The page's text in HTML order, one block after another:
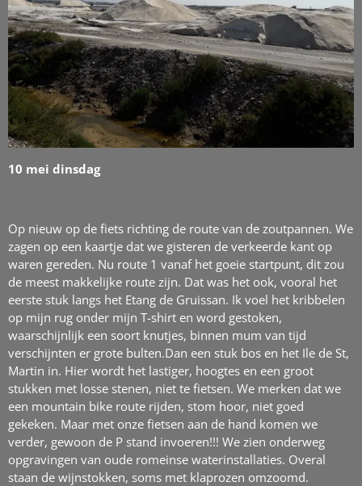
10 mei dinsdag
Op nieuw op de fiets richting de route van de zoutpannen. We
zagen op een kaartje dat we gisteren de verkeerde kant op
waren gereden. Nu route 1 vanaf het goeie startpunt, dit zou
de meest makkelijke route zijn. Dat was het ook, vooral het
eerste stuk langs het Etang de Gruissan. Ik voel het kribbelen
op mijn rug onder mijn T-shirt en word gestoken,
waarschijnlijk een soort knutjes, binnen mum van tijd
verschijnten er grote bulten.Dan een stuk bos en het Ile de St,
Martin in. Hier wordt het lastiger, hoogtes en een groot
stukken met losse stenen, niet te fietsen. We merken dat we
een mountain bike route rijden, stom hoor, niet goed
gekeken. Maar met onze fietsen aan de hand komen we
verder, gewoon de P stand invoeren!!! We zien onderweg
opgravingen van oude romeinse waterinstallaties. Overal
staan de wijnstokken, soms met klaprozen omzoomd.